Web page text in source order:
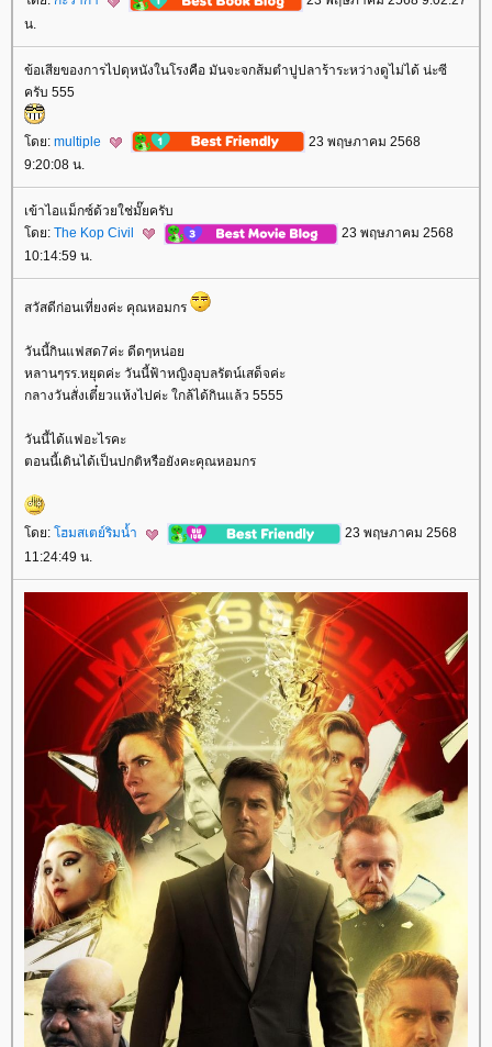
น.
ข้อเสียของการไปดุหนังในโรงคือ มันจะจกส้มตำปูปลาร้าระหว่างดูไม่ได้ น่ะซี
ครับ 555
ดย: multiple
23 พฤษภาคม 2568
9:20:08 น.
เข้าไอแม็กซ์ด้วยใช่มั๊ยครับ
ดย: The Kop Civil
23 พฤษภาคม 2568
10:14:59 น.
สวัสดีก่อนเที่ยงค่ะ คุณหอมกร
วันนี้กินแฟสด7ค่ะ ดีดๆหน่อ
หลานๆรร.หยุดค่ะ วันนี้ฟ้าหญิงอุบลรัตน์เสด็จค่ะ
กลางวันสั่งเตี๋ยวแห้งไปค่ะ ใกล้ได้กินแล้ว 5555
วันนี้ได้แฟอะไรคะ
ตอนนี้เดินได้เป็นปกติหรือยังคะคุณหอมกร
ดย: ฮมสเตย์ริมน้ำ
23 พฤษภาคม 2568
11:24:49 น.